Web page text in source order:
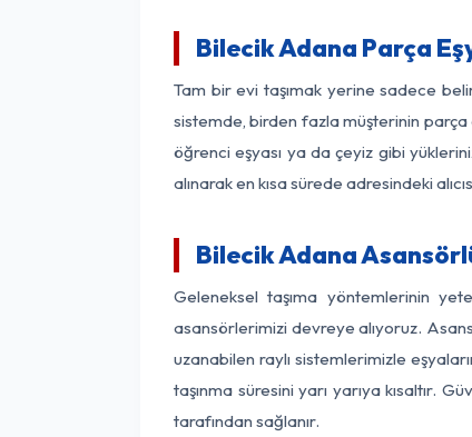
Bilecik Adana Parça
Tam bir evi taşımak yerine sadece
sistemde, birden fazla müşterinin parça
öğrenci eşyası ya da çeyiz gibi
alınarak en kısa sürede adresindeki
Bilecik Adana
Geleneksel taşıma yöntemlerinin
asansörlerimizi devreye alıyoruz.
uzanabilen raylı sistemlerimizle
taşınma süresini yarı yarıya kısaltır.
tarafından sağlanır.